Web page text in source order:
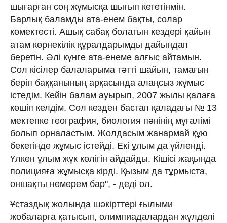
шығарған соң жұмысқа шығып кететінмін.
Барлық баламды ата-енем бақты, солар
көмектесті. Ашық сабақ болатын кездері қайын
атам көрнекілік құралдарымды дайындап
беретін. Әлі күнге ата-енеме алғыс айтамын.
Сол кісілер балаларыма тәтті шайын, тамағын
беріп баққанының арқасында алаңсыз жұмыс
істедім. Кейін балам ауырып, 2007 жылы қалаға
көшіп келдім. Сол кезден бастап қаладағы № 13
мектепке география, биология пәнінің мұғалімі
болып орналастым. Жолдасым жанармай құю
бекетінде жұмыс істейді. Екі ұлым да үйленді.
Үлкен ұлым жүк көлігін айдайды. Кішісі жақында
полицияға жұмысқа кірді. Қызым да тұрмыста,
оншақты немерем бар", - деді ол.
Ұстаздық жолында шәкірттері ғылыми
жобаларға қатысып, олимпиадалардан жүлделі